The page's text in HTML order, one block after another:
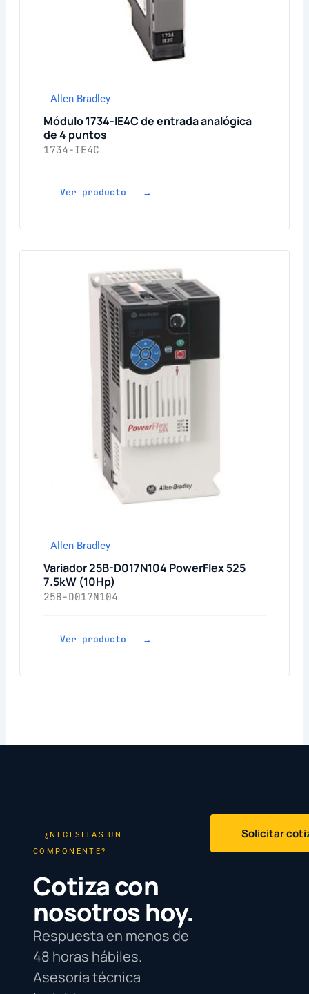
Allen Bradley
Módulo 1734-IE4C de entrada analógica
de 4 puntos
1734-IE4C
Ver producto →
Allen Bradley
Variador 25B-D017N104 PowerFlex 525
7.5kW (10Hp)
25B-D017N104
Ver producto →
— ¿NECESITAS UN
COMPONENTE?
Cotiza con
nosotros hoy.
Respuesta en menos de
48 horas hábiles.
Asesoría técnica
Solicitar